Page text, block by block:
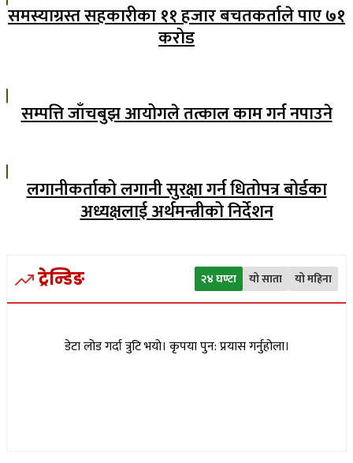
समस्याग्रस्त सहकारीका ११ हजार बचतकर्ताले पाए ७१
करोड
सम्पत्ति जाँचबुझ आयोगले तत्काल काम गर्न नपाउने
लगानीकर्ताको लगानी सुरक्षा गर्न धितोपत्र बोर्डका
अध्यक्षलाई अर्थमन्त्रीको निर्देशन
ट्रेन्डिङ २४ घण्टा यो साता यो महिना
डेटा लोड गर्दा त्रुटि भयो। कृपया पुन: प्रयास गर्नुहोला।